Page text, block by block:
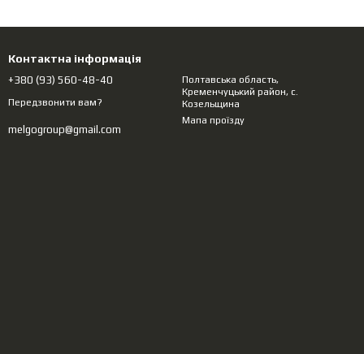
Контактна інформація
+380 (93) 560-48-40
Передзвонити вам?
melgogroup@gmail.com
Полтавська область,
Кременчуцький район, с.
Козельщина
Мапа проїзду